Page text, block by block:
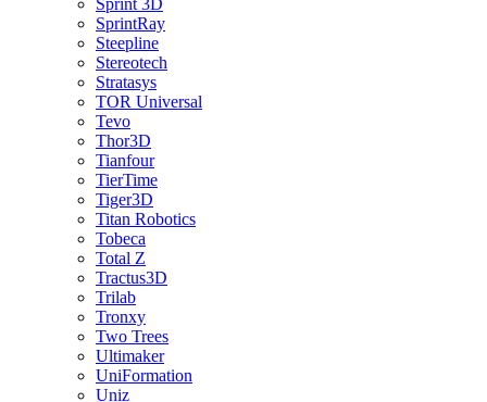
Sprint 3D
SprintRay
Steepline
Stereotech
Stratasys
TOR Universal
Tevo
Thor3D
Tianfour
TierTime
Tiger3D
Titan Robotics
Tobeca
Total Z
Tractus3D
Trilab
Tronxy
Two Trees
Ultimaker
UniFormation
Uniz